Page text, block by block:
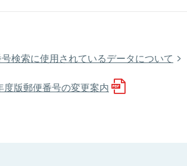
検索に使用されているデータについて
度版郵便番号の変更案内